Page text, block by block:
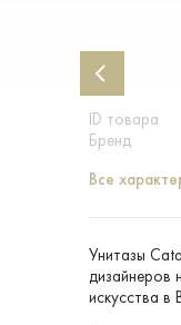
ID товара
Бренд
Все
Унитазы
дизайнеров
искусства в